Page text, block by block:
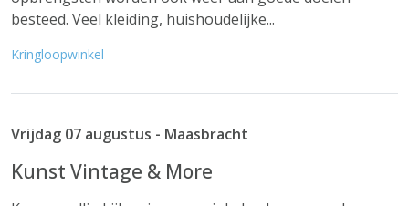
besteed. Veel kleiding, huishoudelijke...
Kringloopwinkel
Vrijdag 07 augustus - Maasbracht
Kunst Vintage & More